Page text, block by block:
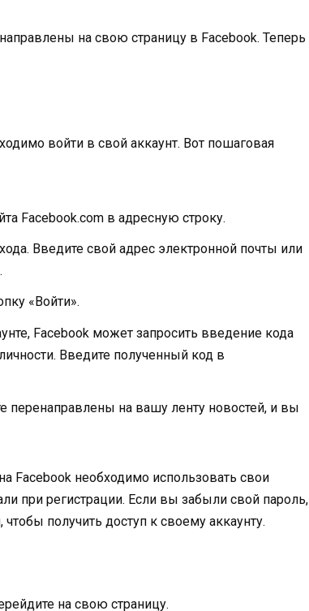
на свою страницу в Facebook. Теперь
войти в свой аккаунт. Вот пошаговая
Facebook.com в адресную строку.
Введите свой адрес электронной почты или
«Войти».
Facebook может запросить введение кода
Введите полученный код в
на вашу ленту новостей, и вы
Facebook необходимо использовать свои
при регистрации. Если вы забыли свой пароль,
получить доступ к своему аккаунту.
на свою страницу.